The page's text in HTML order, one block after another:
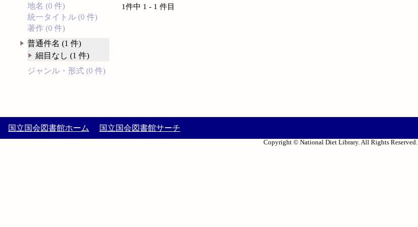
地名 (0 件)
統一タイトル (0 件)
著作 (0 件)
普通件名 (1 件)
細目なし (1 件)
ジャンル・形式 (0 件)
1件中 1 - 1 件目
国立国会図書館ホーム 国立国会図書館サーチ
Copyright © National Diet Library. All Rights Reserved.